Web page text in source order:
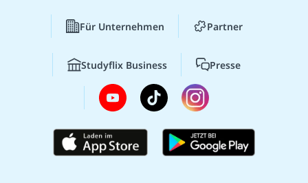
Für Unternehmen Partner
Studyflix Business Presse